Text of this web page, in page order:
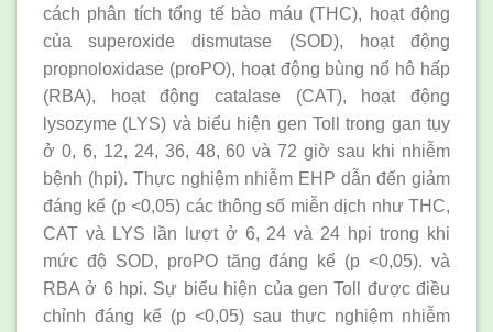
cách phân tích tổng tế bào máu (THC), hoạt động
của superoxide dismutase (SOD), hoạt động
propnoloxidase (proPO), hoạt động bùng nổ hô hấp
(RBA), hoạt động catalase (CAT), hoạt động
lysozyme (LYS) và biểu hiện gen Toll trong gan tụy
ở 0, 6, 12, 24, 36, 48, 60 và 72 giờ sau khi nhiễm
bệnh (hpi). Thực nghiệm nhiễm EHP dẫn đến giảm
đáng kể (p <0,05) các thông số miễn dịch như THC,
CAT và LYS lần lượt ở 6, 24 và 24 hpi trong khi
mức độ SOD, proPO tăng đáng kể (p <0,05). và
RBA ở 6 hpi. Sự biểu hiện của gen Toll được điều
chỉnh đáng kể (p <0,05) sau thực nghiệm nhiễm